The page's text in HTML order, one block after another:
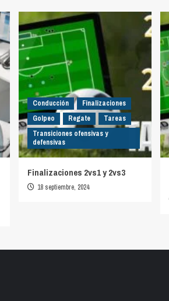
Conducción
Finalizaciones
Golpeo
Regate
Tareas
Transiciones ofensivas y
defensivas
Finalizaciones 2vs1 y 2vs3
18 septiembre, 2024